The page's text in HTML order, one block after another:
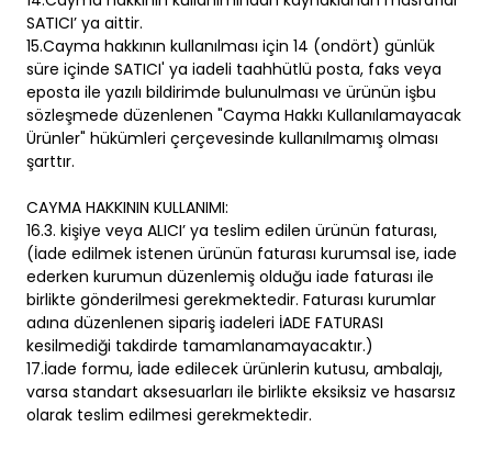
SATICI’ ya aittir.
15.Cayma hakkının kullanılması için 14 (ondört) günlük
süre içinde SATICI' ya iadeli taahhütlü posta, faks veya
eposta ile yazılı bildirimde bulunulması ve ürünün işbu
sözleşmede düzenlenen "Cayma Hakkı Kullanılamayacak
Ürünler" hükümleri çerçevesinde kullanılmamış olması
şarttır.
CAYMA HAKKININ KULLANIMI:
16.3. kişiye veya ALICI’ ya teslim edilen ürünün faturası,
(İade edilmek istenen ürünün faturası kurumsal ise, iade
ederken kurumun düzenlemiş olduğu iade faturası ile
birlikte gönderilmesi gerekmektedir. Faturası kurumlar
adına düzenlenen sipariş iadeleri İADE FATURASI
kesilmediği takdirde tamamlanamayacaktır.)
17.İade formu, İade edilecek ürünlerin kutusu, ambalajı,
varsa standart aksesuarları ile birlikte eksiksiz ve hasarsız
olarak teslim edilmesi gerekmektedir.